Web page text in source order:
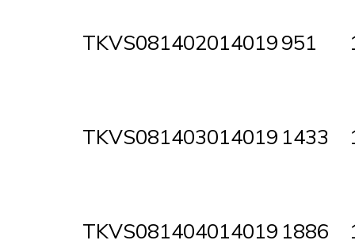
TKVS081402014019951
TKVS081403014019 1433
TKVS081404014019 1886